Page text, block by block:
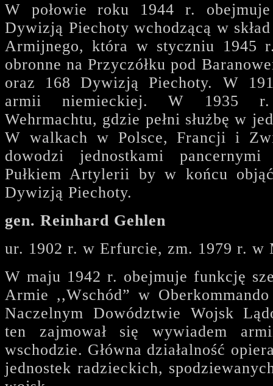
W połowie roku 1944 r.
Dywizją Piechoty wchodzącą w
Armijnego, która w styczniu 1945
obronne na Przyczółku pod
oraz 168 Dywizją Piechoty. W
armii niemieckiej. W 1935 r.
Wehrmachtu, gdzie pełni służbę w
W walkach w Polsce, Francji i
dowodzi jednostkami
Pułkiem Artylerii by w końcu
Dywizją Piechoty.
gen. Reinhard Gehlen
ur. 1902 r. w Erfurcie, zm. 1979 r. w
W maju 1942 r. obejmuje funkcję
Armie ,,Wschód” w
Naczelnym Dowództwie Wojsk
ten zajmował się wywiadem
wschodzie. Główna działalność
jednostek radzieckich,